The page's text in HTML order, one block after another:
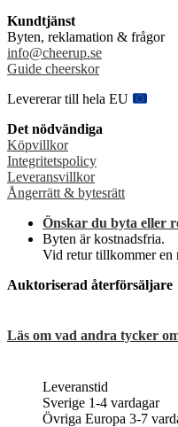
Kundtjänst
Byten, reklamation & frågor
info@cheerup.se
Guide cheerskor
Levererar till hela EU
Det nödvändiga
Köpvillkor
Integritetspolicy
Leveransvillkor
Ångerrätt & bytesrätt
Önskar du byta eller
Byten är kostnadsfria.
Vid retur tillkommer en
Auktoriserad återförsäljare
Läs om vad andra tycker
Leveranstid
Sverige 1-4 vardagar
Övriga Europa 3-7